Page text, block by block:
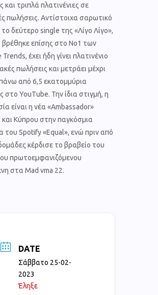
και τριπλά πλατινένιες σε
πωλήσεις. Αντίστοιχα σαρωτικό
το δεύτερο single της «Λίγο Λίγο»,
βρέθηκε επίσης στο Νο1 των
έχει ήδη γίνει πλατινένιο
πωλήσεις και μετράει μέχρι
από 6,5 εκατομμύρια
στο YouTube. Την ίδια στιγμή, η
είναι η νέα «Ambassador»
Κύπρου στην παγκόσμια
του Spotify «Equal», ενώ πριν από
κέρδισε το βραβείο του
πρωτοεμφανιζόμενου
στα Mad vma 22.
DATE
Σάββατο 25-02-
2023
Έληξε